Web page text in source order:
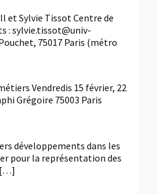
et Sylvie Tissot Centre de
: sylvie.tissot@univ-
75017 Paris (métro
Vendredis 15 février, 22
Grégoire 75003 Paris
développements dans les
pour la représentation des
[…]